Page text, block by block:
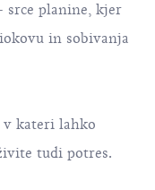
srce planine, kjer
in sobivanja
v kateri lahko
tudi potres.